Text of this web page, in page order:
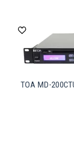
TOA MD-